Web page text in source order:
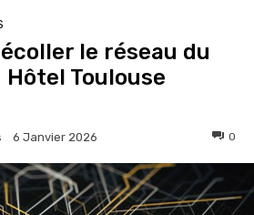
le réseau du
Hôtel Toulouse
6 Janvier 2026 0